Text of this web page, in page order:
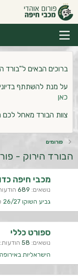
ברוכים הבאים ל"בורד
על מנת להשתתף
כאן
צוות הבורד מאחל
פורומים
הבורד הירוק -
מכבי חיפה
נושאים 689
גביע השוקו 26/27
ספורט כללי
נושאים 58 הודעות
הישראליות באירופה -